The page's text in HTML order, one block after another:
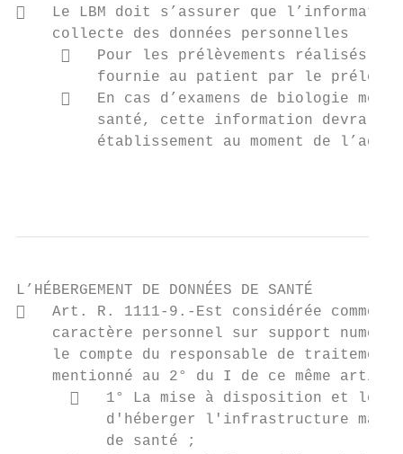
   Le LBM doit s’assurer que
    collecte des données personnelles
   Pour les prélèvements réalisés à
fournie au patient par le
   En cas d’examens de biologie
santé, cette information devra
établissement au moment de
L’HÉBERGEMENT DE DONNÉES DE SANTÉ
   Art. R. 1111-9.-Est considérée comme
caractère personnel sur support
le compte du responsable de
mentionné au 2° du I de ce même
   1° La mise à disposition et le
d'héberger l'infrastructure
          de santé ;